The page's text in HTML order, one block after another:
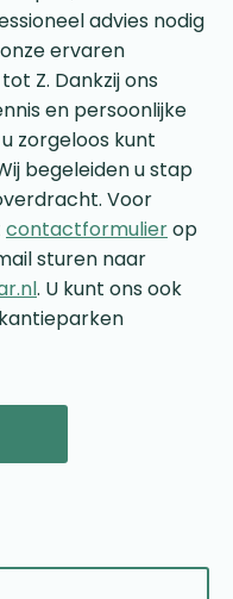
advies nodig
ervaren
Z. Dankzij ons
en persoonlijke
zorgeloos kunt
begeleiden u stap
Voor
contactformulierop
sturen naar
. U kunt ons ook